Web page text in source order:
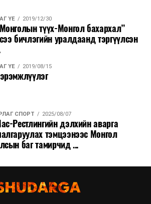
ҮЕ 2019/12/30
түүх-Монгол бахархал”
бичлэгийн уралдаанд тэргүүлсэн
ҮЕ 2019/08/15
СПОРТ 2025/08/07
Рестлингийн дэлхийн аварга
тэмцээнээс Монгол
баг тамирчид ...